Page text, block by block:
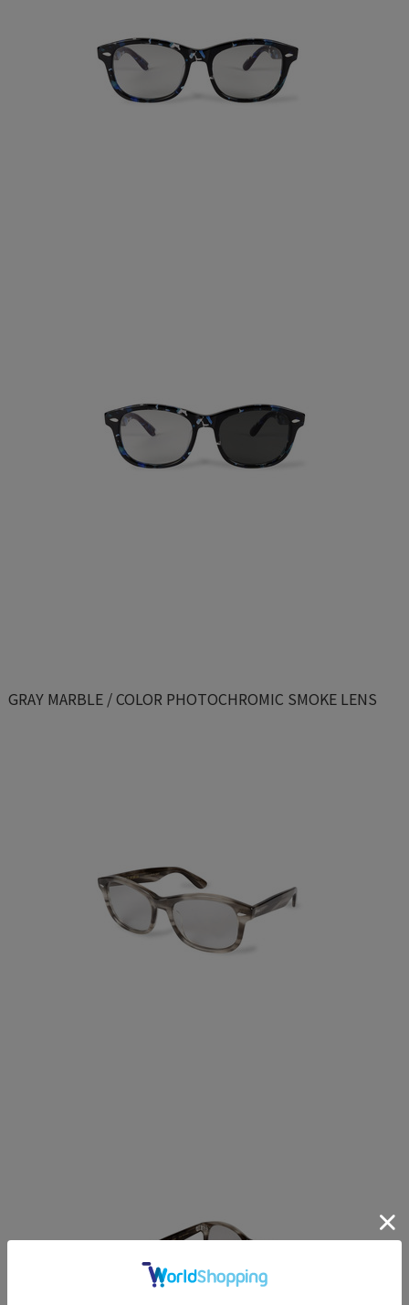
GRAY MARBLE / COLOR PHOTOCHROMIC SMOKE LENS